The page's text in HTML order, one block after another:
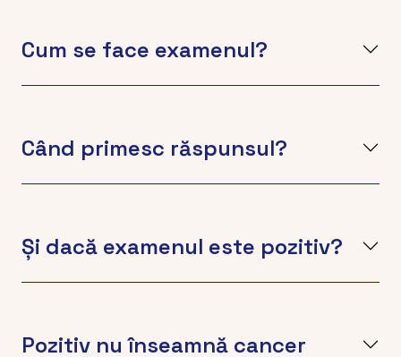
Cum se face examenul?
Când primesc răspunsul?
Și dacă examenul este pozitiv?
Pozitiv nu înseamnă cancer